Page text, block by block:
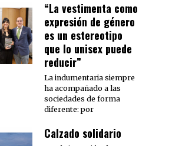
“La vestimenta como
expresión de género
es un estereotipo
que lo unisex puede
reducir”
La indumentaria siempre
ha acompañado a las
sociedades de forma
diferente: por
Calzado solidario